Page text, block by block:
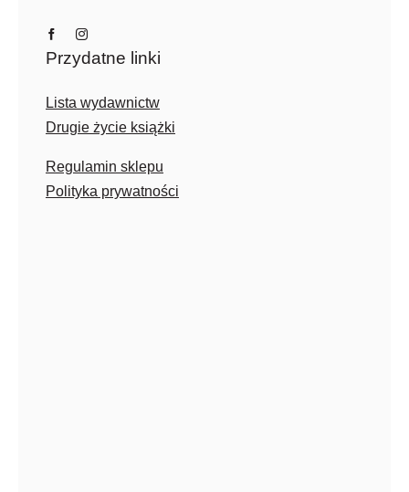
Przydatne linki
Lista wydawnictw
Drugie życie książki
Regulamin sklepu
Polityka prywatności